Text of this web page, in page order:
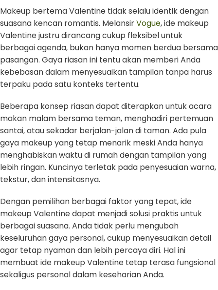
Makeup bertema Valentine tidak selalu identik dengan
suasana kencan romantis. MelansirVogue, ide makeup
Valentine justru dirancang cukup fleksibel untuk
berbagai agenda, bukan hanya momen berdua bersama
pasangan. Gaya riasan ini tentu akan memberi Anda
kebebasan dalam menyesuaikan tampilan tanpa harus
terpaku pada satu konteks tertentu.
Beberapa konsep riasan dapat diterapkan untuk acara
makan malam bersama teman, menghadiri pertemuan
santai, atau sekadar berjalan-jalan di taman. Ada pula
gaya makeup yang tetap menarik meski Anda hanya
menghabiskan waktu di rumah dengan tampilan yang
lebih ringan. Kuncinya terletak pada penyesuaian warna,
tekstur, dan intensitasnya.
Dengan pemilihan berbagai faktor yang tepat, ide
makeup Valentine dapat menjadi solusi praktis untuk
berbagai suasana. Anda tidak perlu mengubah
keseluruhan gaya personal, cukup menyesuaikan detail
agar tetap nyaman dan lebih percaya diri. Hal ini
membuat ide makeup Valentine tetap terasa fungsional
sekaligus personal dalam keseharian Anda.